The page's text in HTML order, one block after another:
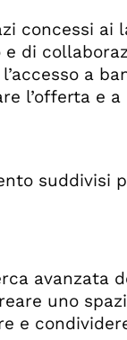
concessi
di
a
l’offerta e
suddivisi
avanzata
uno
e